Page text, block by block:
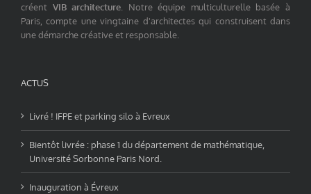
créent VIB architecture. Notre équipe multiculturelle basée à
Paris, compte une vingtaine d'architectes qui construisent dans
une démarche créative et responsable.
ACTUS
Livré ! IFPE et parking silo à Evreux
Bientôt livrée : phase 1 du département de mathématique,
Université Sorbonne Paris Nord.
Inauguration à Évreux